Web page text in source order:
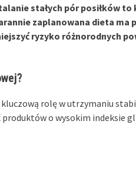
stałych pór posiłków to
zaplanowana dieta ma
ryzyko różnorodnych
rolę w utrzymaniu
o wysokim indeksie